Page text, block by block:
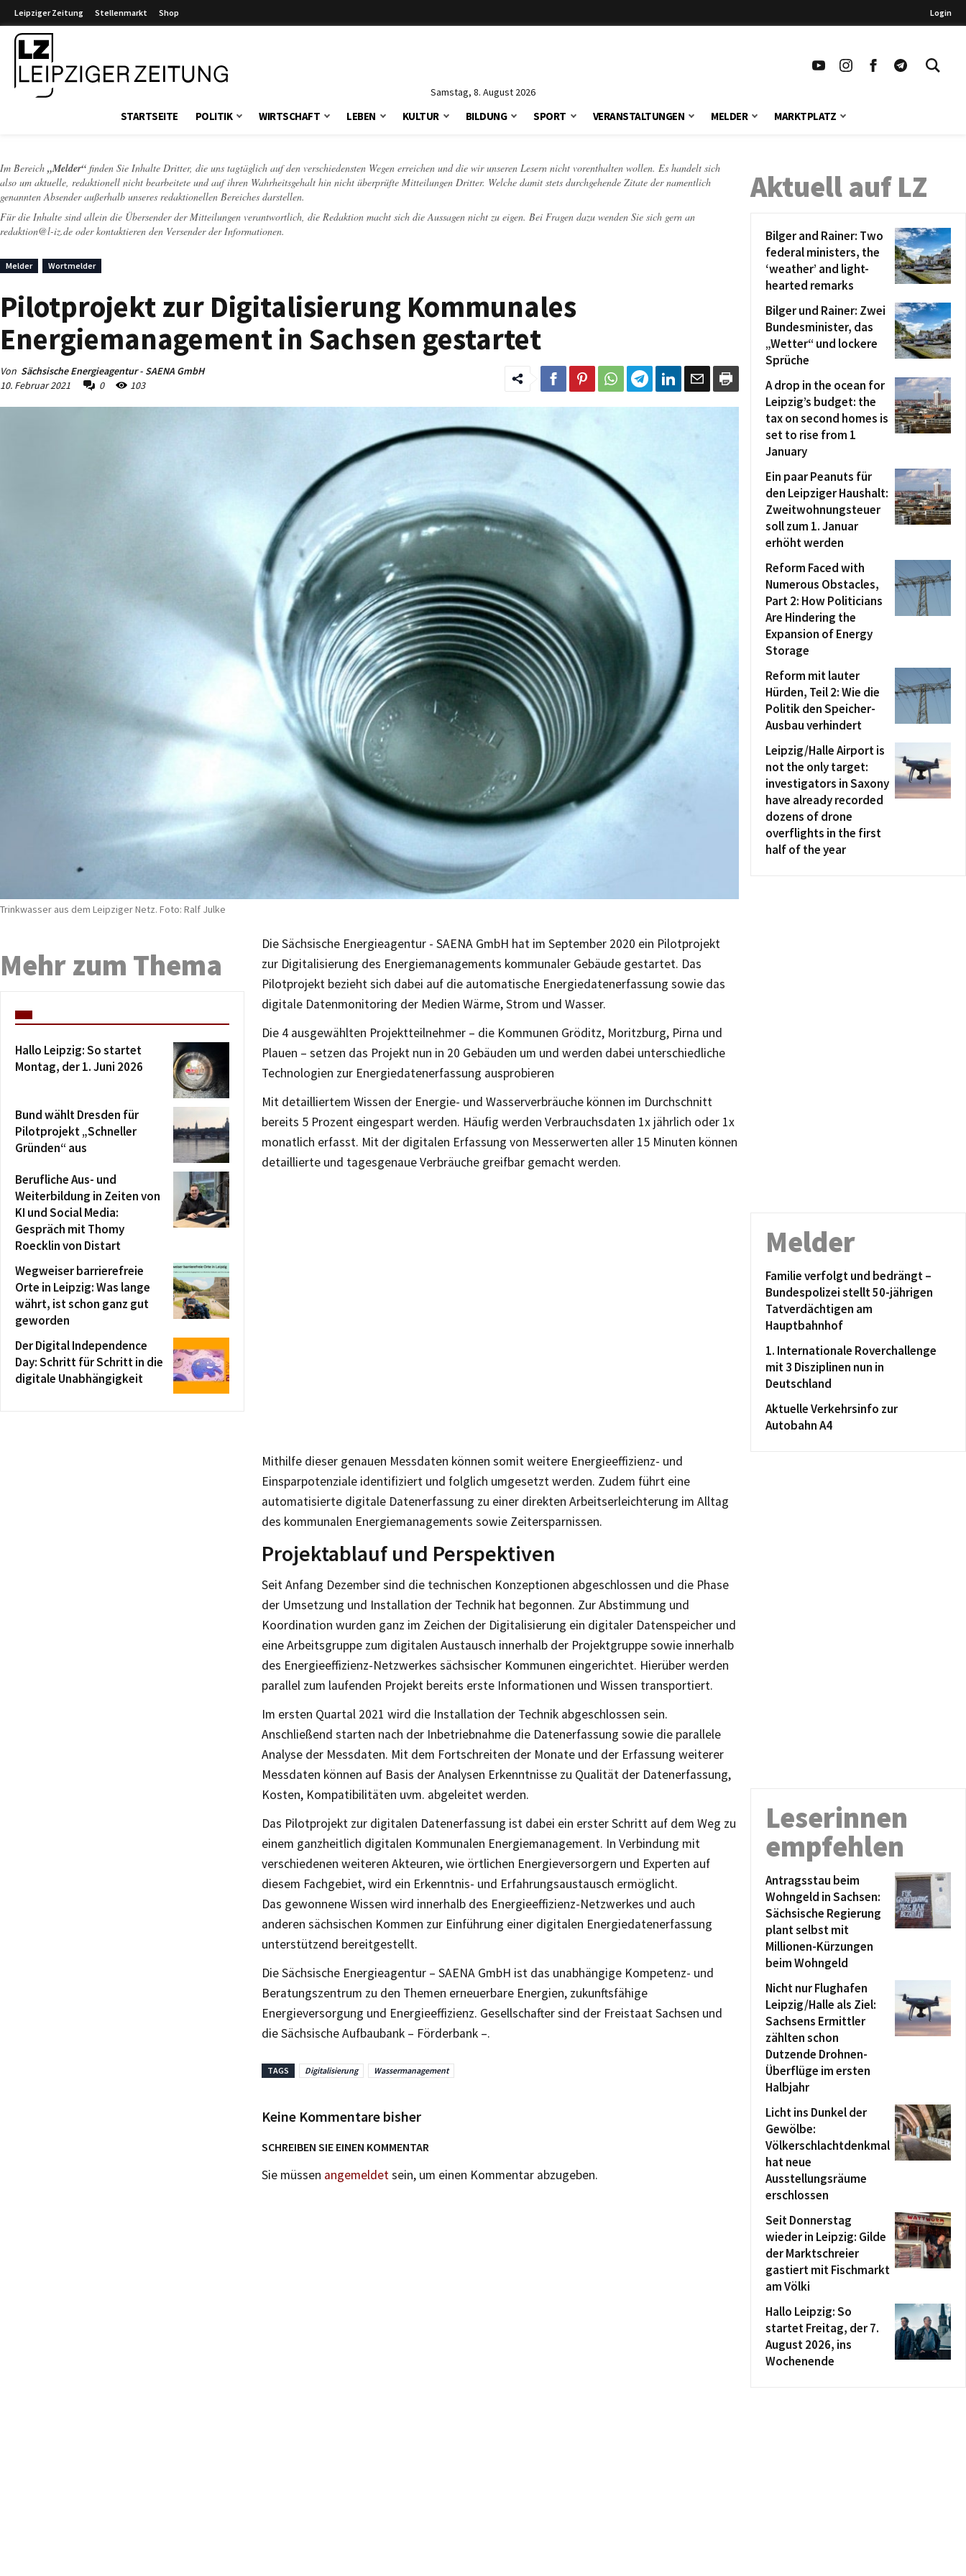
Leipziger Zeitung Stellenmarkt Shop Login
Samstag, 8. August 2026
STARTSEITE POLITIK WIRTSCHAFT LEBEN KULTUR BILDUNG SPORT VERANSTALTUNGEN MELDER MARKTPLATZ
Im Bereich „Melder“ finden Sie Inhalte Dritter, die uns tagtäglich auf den verschiedensten Wegen erreichen und die wir unseren Lesern nicht vorenthalten wollen. Es handelt sich
also um aktuelle, redaktionell nicht bearbeitete und auf ihren Wahrheitsgehalt hin nicht überprüfte Mitteilungen Dritter. Welche damit stets durchgehende Zitate der namentlich
genannten Absender außerhalb unseres redaktionellen Bereiches darstellen.
Für die Inhalte sind allein die Übersender der Mitteilungen verantwortlich, die Redaktion macht sich die Aussagen nicht zu eigen. Bei Fragen dazu wenden Sie sich gern an
redaktion@l-iz.de oder kontaktieren den Versender der Informationen.
Melder Wortmelder
Pilotprojekt zur Digitalisierung Kommunales
Energiemanagement in Sachsen gestartet
Von Sächsische Energieagentur - SAENA GmbH
10. Februar 2021
0 103
Trinkwasser aus dem Leipziger Netz. Foto: Ralf Julke
Die Sächsische Energieagentur - SAENA GmbH hat im September 2020 ein Pilotprojekt
zur Digitalisierung des Energiemanagements kommunaler Gebäude gestartet. Das
Pilotprojekt bezieht sich dabei auf die automatische Energiedatenerfassung sowie das
digitale Datenmonitoring der Medien Wärme, Strom und Wasser.
Die 4 ausgewählten Projektteilnehmer – die Kommunen Gröditz, Moritzburg, Pirna und
Plauen – setzen das Projekt nun in 20 Gebäuden um und werden dabei unterschiedliche
Technologien zur Energiedatenerfassung ausprobieren
Mit detailliertem Wissen der Energie- und Wasserverbräuche können im Durchschnitt
bereits 5 Prozent eingespart werden. Häufig werden Verbrauchsdaten 1x jährlich oder 1x
monatlich erfasst. Mit der digitalen Erfassung von Messerwerten aller 15 Minuten können
detaillierte und tagesgenaue Verbräuche greifbar gemacht werden.
Mithilfe dieser genauen Messdaten können somit weitere Energieeffizienz- und
Einsparpotenziale identifiziert und folglich umgesetzt werden. Zudem führt eine
automatisierte digitale Datenerfassung zu einer direkten Arbeitserleichterung im Alltag
des kommunalen Energiemanagements sowie Zeitersparnissen.
Projektablauf und Perspektiven
Seit Anfang Dezember sind die technischen Konzeptionen abgeschlossen und die Phase
der Umsetzung und Installation der Technik hat begonnen. Zur Abstimmung und
Koordination wurden ganz im Zeichen der Digitalisierung ein digitaler Datenspeicher und
eine Arbeitsgruppe zum digitalen Austausch innerhalb der Projektgruppe sowie innerhalb
des Energieeffizienz-Netzwerkes sächsischer Kommunen eingerichtet. Hierüber werden
parallel zum laufenden Projekt bereits erste Informationen und Wissen transportiert.
Im ersten Quartal 2021 wird die Installation der Technik abgeschlossen sein.
Anschließend starten nach der Inbetriebnahme die Datenerfassung sowie die parallele
Analyse der Messdaten. Mit dem Fortschreiten der Monate und der Erfassung weiterer
Messdaten können auf Basis der Analysen Erkenntnisse zu Qualität der Datenerfassung,
Kosten, Kompatibilitäten uvm. abgeleitet werden.
Das Pilotprojekt zur digitalen Datenerfassung ist dabei ein erster Schritt auf dem Weg zu
einem ganzheitlich digitalen Kommunalen Energiemanagement. In Verbindung mit
verschiedenen weiteren Akteuren, wie örtlichen Energieversorgern und Experten auf
diesem Fachgebiet, wird ein Erkenntnis- und Erfahrungsaustausch ermöglicht.
Das gewonnene Wissen wird innerhalb des Energieeffizienz-Netzwerkes und auch
anderen sächsischen Kommen zur Einführung einer digitalen Energiedatenerfassung
unterstützend bereitgestellt.
Die Sächsische Energieagentur – SAENA GmbH ist das unabhängige Kompetenz- und
Beratungszentrum zu den Themen erneuerbare Energien, zukunftsfähige
Energieversorgung und Energieeffizienz. Gesellschafter sind der Freistaat Sachsen und
die Sächsische Aufbaubank – Förderbank –.
TAGS Digitalisierung Wassermanagement
Keine Kommentare bisher
SCHREIBEN SIE EINEN KOMMENTAR
Sie müssen angemeldetsein, um einen Kommentar abzugeben.
Mehr zum Thema
Hallo Leipzig: So startet
Montag, der 1. Juni 2026
Bund wählt Dresden für
Pilotprojekt „Schneller
Gründen“ aus
Berufliche Aus- und
Weiterbildung in Zeiten von
KI und Social Media:
Gespräch mit Thomy
Roecklin von Distart
Wegweiser barrierefreie
Orte in Leipzig: Was lange
währt, ist schon ganz gut
geworden
Der Digital Independence
Day: Schritt für Schritt in die
digitale Unabhängigkeit
Aktuell auf LZ
Bilger and Rainer: Two
federal ministers, the
‘weather’ and light-
hearted remarks
Bilger und Rainer: Zwei
Bundesminister, das
„Wetter“ und lockere
Sprüche
A drop in the ocean for
Leipzig’s budget: the
tax on second homes is
set to rise from 1
January
Ein paar Peanuts für
den Leipziger Haushalt:
Zweitwohnungsteuer
soll zum 1. Januar
erhöht werden
Reform Faced with
Numerous Obstacles,
Part 2: How Politicians
Are Hindering the
Expansion of Energy
Storage
Reform mit lauter
Hürden, Teil 2: Wie die
Politik den Speicher-
Ausbau verhindert
Leipzig/Halle Airport is
not the only target:
investigators in Saxony
have already recorded
dozens of drone
overflights in the first
half of the year
Melder
Familie verfolgt und bedrängt –
Bundespolizei stellt 50-jährigen
Tatverdächtigen am
Hauptbahnhof
1. Internationale Roverchallenge
mit 3 Disziplinen nun in
Deutschland
Aktuelle Verkehrsinfo zur
Autobahn A4
Leserinnen
empfehlen
Antragsstau beim
Wohngeld in Sachsen:
Sächsische Regierung
plant selbst mit
Millionen-Kürzungen
beim Wohngeld
Nicht nur Flughafen
Leipzig/Halle als Ziel:
Sachsens Ermittler
zählten schon
Dutzende Drohnen-
Überflüge im ersten
Halbjahr
Licht ins Dunkel der
Gewölbe:
Völkerschlachtdenkmal
hat neue
Ausstellungsräume
erschlossen
Seit Donnerstag
wieder in Leipzig: Gilde
der Marktschreier
gastiert mit Fischmarkt
am Völki
Hallo Leipzig: So
startet Freitag, der 7.
August 2026, ins
Wochenende